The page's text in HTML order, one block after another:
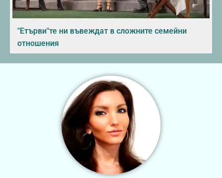
"Етърви"те ни въвеждат в сложните семейни
отношения